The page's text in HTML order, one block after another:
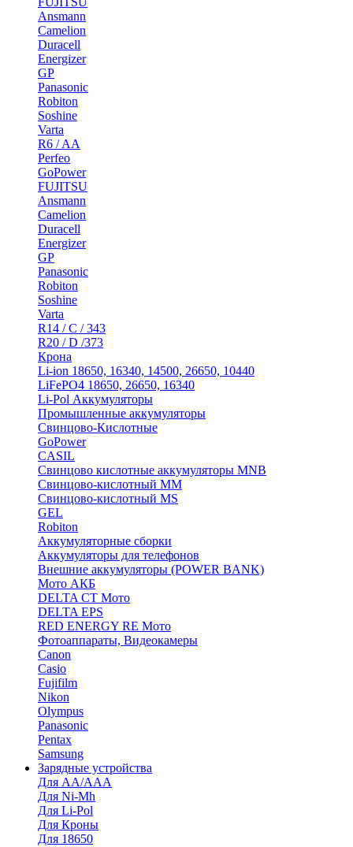
Ansmann
Camelion
Duracell
Energizer
GP
Panasonic
Robiton
Soshine
Varta
R6 / AA
Perfeo
GoPower
FUJITSU
Ansmann
Camelion
Duracell
Energizer
GP
Panasonic
Robiton
Soshine
Varta
R14 / C / 343
R20 / D /373
Крона
Li-ion 18650, 16340, 14500, 26650, 10440
LiFePO4 18650, 26650, 16340
Li-Pol Аккумуляторы
Промышленные аккумуляторы
Свинцово-Кислотные
GoPower
CASIL
Свинцово кислотные аккумуляторы MNB
Cвинцово-кислотный MM
Cвинцово-кислотный MS
GEL
Robiton
Аккумуляторные сборки
Аккумуляторы для телефонов
Внешние аккумуляторы (POWER BANK)
Мото АКБ
DELTA CT Мото
DELTA EPS
RED ENERGY RE Мото
Фотоаппараты, Видеокамеры
Canon
Casio
Fujifilm
Nikon
Olympus
Panasonic
Pentax
Samsung
Зарядные устройства
Для AA/AAA
Для Ni-Mh
Для Li-Pol
Для Кроны
Для 18650